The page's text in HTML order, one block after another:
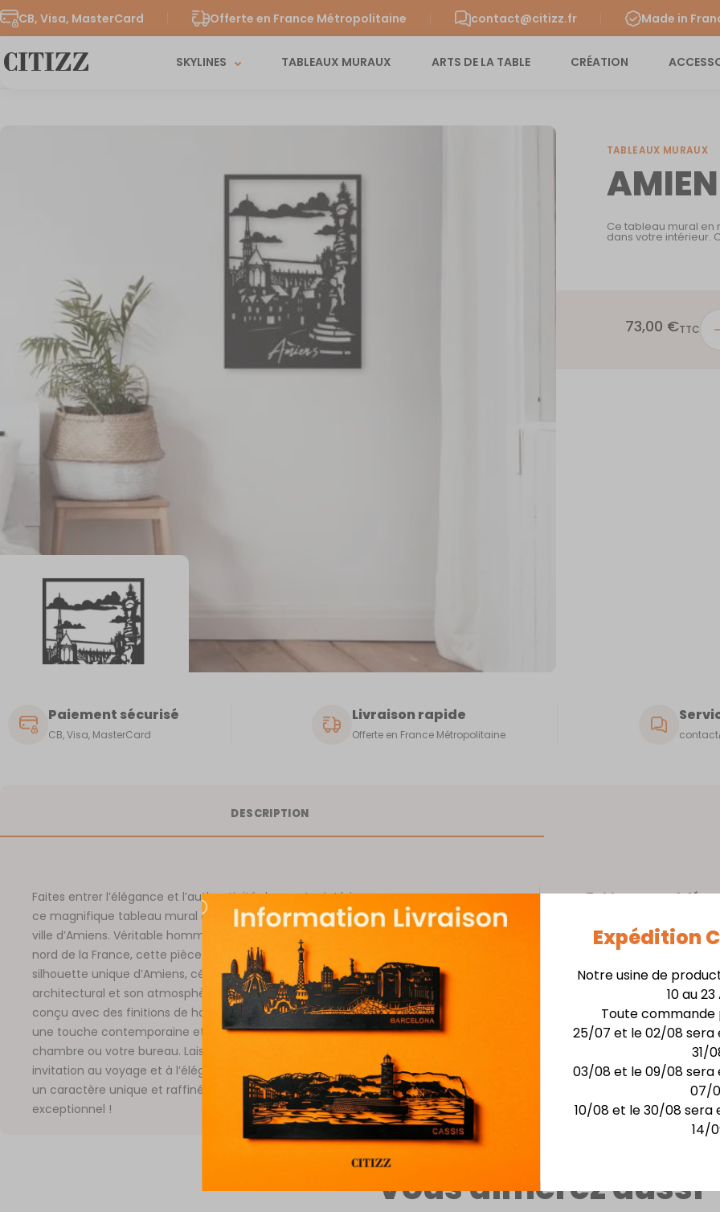
CB, Visa, MasterCard Offerte en France Métropolitaine contact@citizz.fr Made in
SKYLINES TABLEAUX MURAUX ARTS DE LA TABLE CRÉATION
Expédition
Notre usine de
10 au
Toute commande
25/07 et le 02/08 sera
31/
03/08 et le 09/08 sera
07/
10/08 et le 30/08 sera
14/
TABLEAUX MURAUX
Ce tableau mural en
dans votre intérieur.
73,00 €TTC
Paiement sécurisé
CB, Visa, MasterCard
Livraison rapide
Offerte en France Métropolitaine
DESCRIPTION
Faites entrer l’élégance et l’authenticité dans votre intérieur avec
ce magnifique tableau mural en métal découpé représentant la
ville d’Amiens. Véritable hommage à cette cité emblématique du
nord de la France, cette pièce au design moderne sublime la
silhouette unique d’Amiens, célèbre pour son patrimoine
architectural et son atmosphère vibrante. Facile à accrocher et
conçu avec des finitions de haute qualité, ce tableau apportera
une touche contemporaine et chaleureuse à votre salon, votre
chambre ou votre bureau. Laissez-vous séduire par cette
invitation au voyage et à l’élégance, et offrez à votre décoration
un caractère unique et raffiné grâce à ce tableau mural
exceptionnel !
Tableau mural
Matière :Acier
Finition : Laquage
Installation facile avec
Dimensions :
larg. 42 cm x haut.
Vous aimerez aussi